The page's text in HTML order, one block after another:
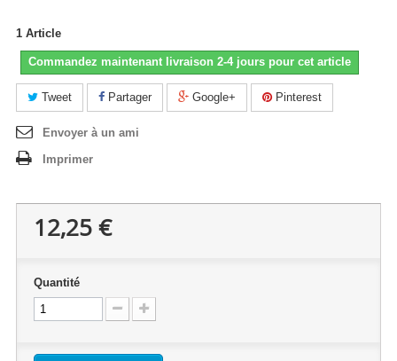
1 Article
Commandez maintenant livraison 2-4 jours pour cet article
Tweet Partager Google+ Pinterest
Envoyer à un ami
Imprimer
12,25 €
Quantité